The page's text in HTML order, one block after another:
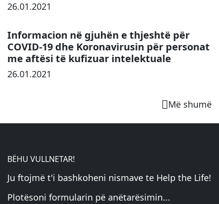
26.01.2021
Informacion në gjuhën e thjeshtë për
COVID-19 dhe Koronavirusin për personat
me aftësi të kufizuar intelektuale
26.01.2021
Më shumë
BËHU VULLNETAR!
Ju ftojmë t'i bashkoheni nismave te Help the Life!
Plotësoni formularin pë anëtarësimin...